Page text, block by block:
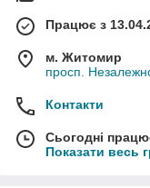
Працює з
м. Житомир
просп.
Контакти
Сьогодні
Показати весь